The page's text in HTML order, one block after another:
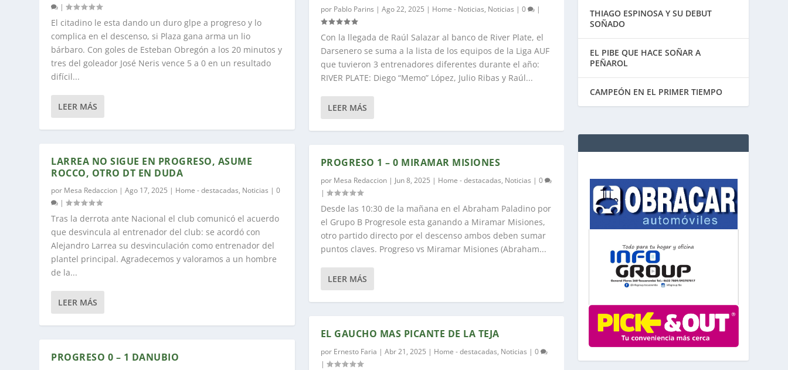
|
El citadino le esta dando un duro glpe a progreso y lo
complica en el descenso, si Plaza gana arma un lio
bárbaro. Con goles de Esteban Obregón a los 20 minutos y
tres del goleador José Neris vence 5 a 0 en un resultado
difícil...
LEER MÁS
LARREA NO SIGUE EN PROGRESO, ASUME
ROCCO, OTRO DT EN DUDA
por Mesa Redaccion |Ago 17, 2025 | Home - destacadas, Noticias |0
|
Tras la derrota ante Nacional el club comunicó el acuerdo
que desvincula al entrenador del club: se acordó con
Alejandro Larrea su desvinculación como entrenador del
plantel principal. Agradecemos y valoramos a un hombre
de la...
LEER MÁS
PROGRESO 0 – 1 DANUBIO
por Pablo Parins | Ago 22, 2025 | Home - Noticias, Noticias | 0 |
Con la llegada de Raúl Salazar al banco de River Plate, el
Darsenero se suma a la lista de los equipos de la Liga AUF
que tuvieron 3 entrenadores diferentes durante el año:
RIVER PLATE: Diego “Memo” López, Julio Ribas y Raúl...
LEER MÁS
PROGRESO 1 – 0 MIRAMAR MISIONES
por Mesa Redaccion| Jun 8, 2025 | Home - destacadas, Noticias | 0
|
Desde las 10:30 de la mañana en el Abraham Paladino por
el Grupo B Progresole esta ganando a Miramar Misiones,
otro partido directo por el descenso ambos deben sumar
puntos claves. Progreso vs Miramar Misiones (Abraham...
LEER MÁS
EL GAUCHO MAS PICANTE DE LA TEJA
por Ernesto Faria | Abr 21, 2025 | Home - destacadas, Noticias | 0
|
THIAGO ESPINOSA Y SU DEBUT
SOÑADO
EL PIBE QUE HACE SOÑAR A
PEÑAROL
CAMPEÓN EN EL PRIMER TIEMPO